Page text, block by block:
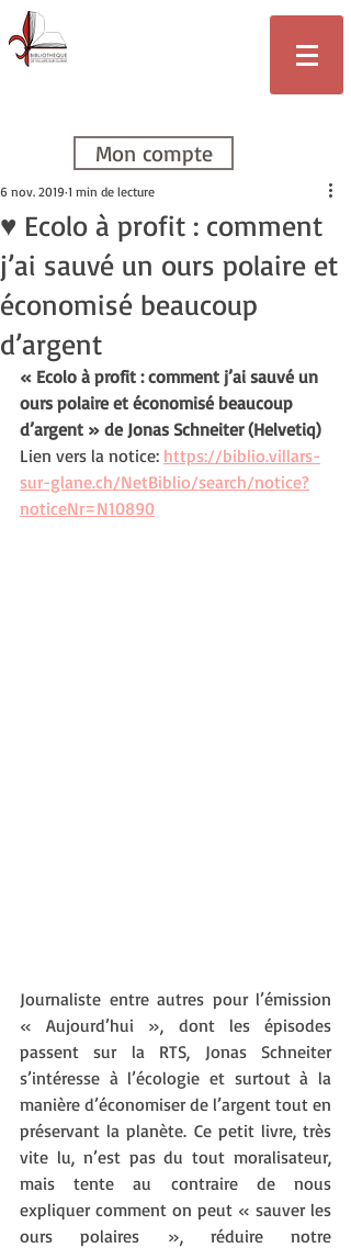
Mon compte
♥ Ecolo à profit : comment
j’ai sauvé un ours polaire et
économisé beaucoup
d’argent
6 nov. 2019 1 min de lecture
« Ecolo à profit : comment j’ai sauvé un
ours polaire et économisé beaucoup
d’argent » de Jonas Schneiter (Helvetiq)
Lien vers la notice: https://biblio.villars-
sur-glane.ch/NetBiblio/search/notice?
noticeNr=N10890
Journaliste entre autres pour l’émission
« Aujourd’hui », dont les épisodes
passent sur la RTS, Jonas Schneiter
s’intéresse à l’écologie et surtout à la
manière d’économiser de l’argent tout en
préservant la planète. Ce petit livre, très
vite lu, n’est pas du tout moralisateur,
mais tente au contraire de nous
expliquer comment on peut « sauver les
ours polaires », réduire notre